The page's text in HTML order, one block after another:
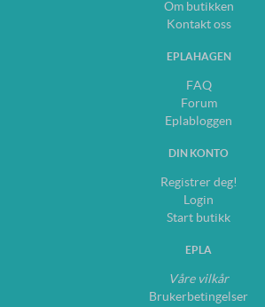
Om butikken
Kontakt oss
EPLAHAGEN
FAQ
Forum
Eplabloggen
DIN KONTO
Registrer deg!
Login
Start butikk
EPLA
Våre vilkår
Brukerbetingelser